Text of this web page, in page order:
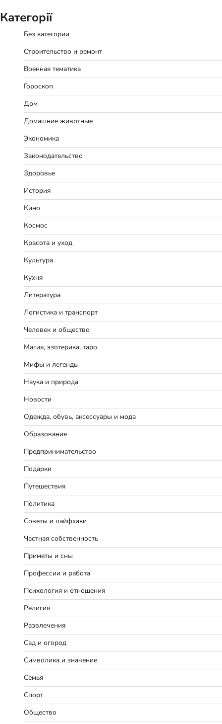
Категорії
Без категории
Строительство и ремонт
Военная тематика
Гороскоп
Дом
Домашние животные
Экономика
Законодательство
Здоровье
История
Кино
Космос
Красота и уход
Культура
Кухня
Литература
Логистика и транспорт
Человек и общество
Магия, эзотерика, таро
Мифы и легенды
Наука и природа
Новости
Одежда, обувь, аксессуары и мода
Образование
Предпринимательство
Подарки
Путешествия
Политика
Советы и лайфхаки
Частная собственность
Приметы и сны
Профессии и работа
Психология и отношения
Религия
Развлечения
Сад и огород
Символика и значение
Семья
Спорт
Общество